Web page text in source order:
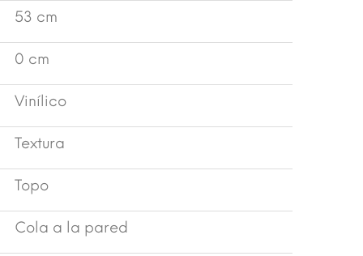
53 cm
0 cm
Vinílico
Textura
Topo
Cola a la pared